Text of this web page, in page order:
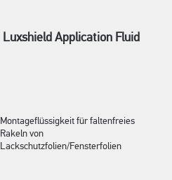
Luxshield Application Fluid
Montageflüssigkeit für faltenfreies
Rakeln von
Lackschutzfolien/Fensterfolien